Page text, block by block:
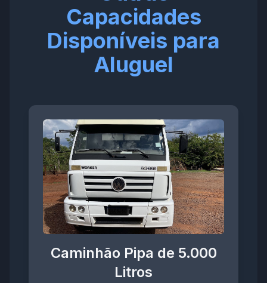
Capacidades
Disponíveis para
Aluguel
Caminhão Pipa de 5.000
Litros